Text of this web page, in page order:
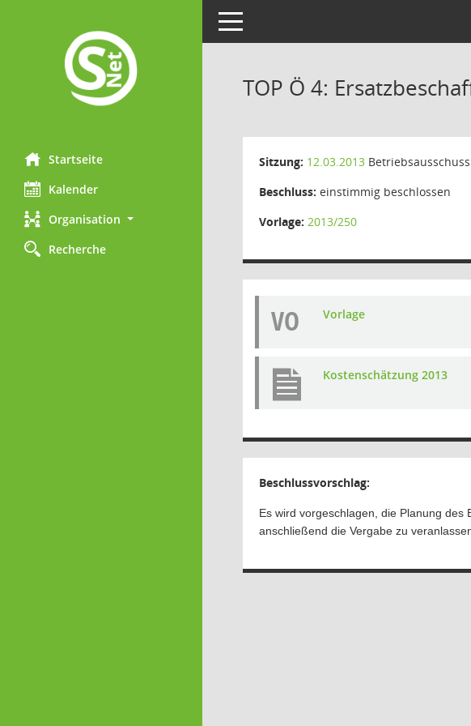
Startseite
Kalender
Organisation
Recherche
Toggle navigation
TOP Ö 4:
Sitzung: 12.03.2013
Beschluss: einstimmig beschlossen
Vorlage: 2013/250
VO Vorlage
Kostenschätzung 2013
Beschlussvorschlag:
Es wird vorgeschlagen, die Planung
anschließend die Vergabe zu